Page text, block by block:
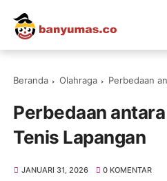
Beranda Olahraga Perbedaan
Perbedaan
Tenis Lapangan
JANUARI 31, 2026 0 KOMENTAR